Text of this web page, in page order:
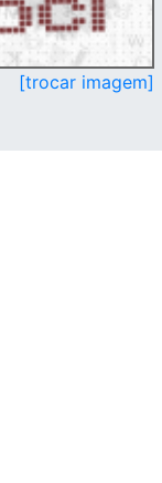
[trocar imagem]